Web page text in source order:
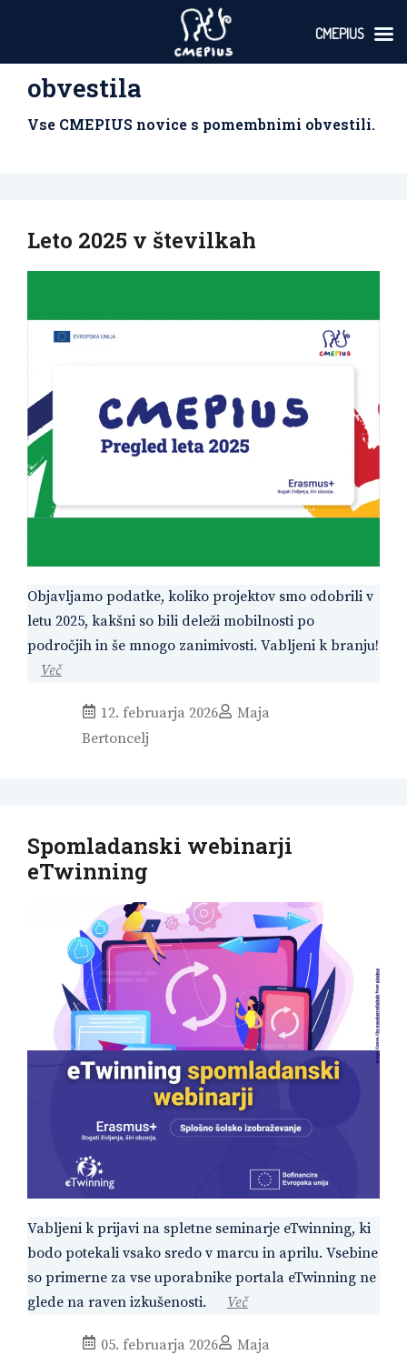
obvestila
Vse CMEPIUS novice s pomembnimi obvestili.
Leto 2025 v številkah
Objavljamo podatke, koliko projektov smo odobrili v
letu 2025, kakšni so bili deleži mobilnosti po
področjih in še mnogo zanimivosti. Vabljeni k branju!
Več
12. februarja 2026
Maja
Bertoncelj
Spomladanski webinarji
eTwinning
Vabljeni k prijavi na spletne seminarje eTwinning, ki
bodo potekali vsako sredo v marcu in aprilu. Vsebine
so primerne za vse uporabnike portala eTwinning ne
glede na raven izkušenosti.
Več
05. februarja 2026
Maja
CMEPIUS